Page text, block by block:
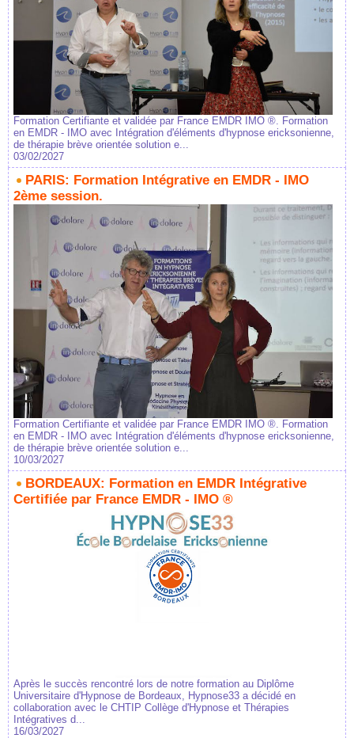
Formation Certifiante et validée par France EMDR IMO ®. Formation
en EMDR - IMO avec Intégration d'éléments d'hypnose ericksonienne,
de thérapie brève orientée solution e...
03/02/2027
PARIS: Formation Intégrative en EMDR - IMO
2ème session.
Formation Certifiante et validée par France EMDR IMO ®. Formation
en EMDR - IMO avec Intégration d'éléments d'hypnose ericksonienne,
de thérapie brève orientée solution e...
10/03/2027
BORDEAUX: Formation en EMDR Intégrative
Certifiée par France EMDR - IMO ®
Après le succès rencontré lors de notre formation au Diplôme
Universitaire d'Hypnose de Bordeaux, Hypnose33 a décidé en
collaboration avec le CHTIP Collège d'Hypnose et Thérapies
Intégratives d...
16/03/2027